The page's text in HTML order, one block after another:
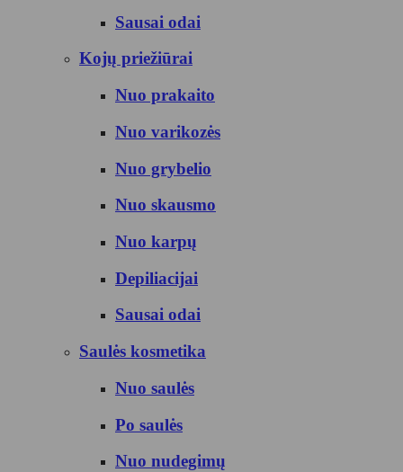
Sausai odai
Kojų priežiūrai
Nuo prakaito
Nuo varikozės
Nuo grybelio
Nuo skausmo
Nuo karpų
Depiliacijai
Sausai odai
Saulės kosmetika
Nuo saulės
Po saulės
Nuo nudegimų